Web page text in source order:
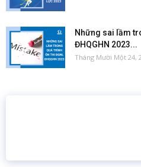
Những sai lầm
ĐHQGHN 2023...
Tháng Mười Một 24,